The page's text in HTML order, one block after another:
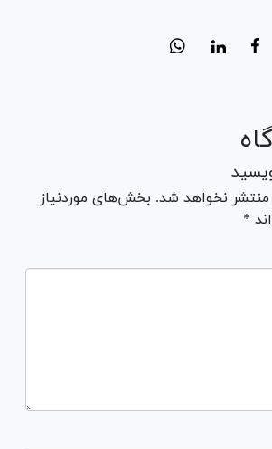
نخواهد شد. بخش‌های موردنیاز
*